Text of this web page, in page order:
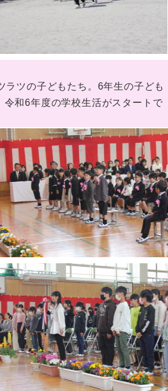
ツの子どもたち。6年生の子ども
和6年度の学校生活がスタートで